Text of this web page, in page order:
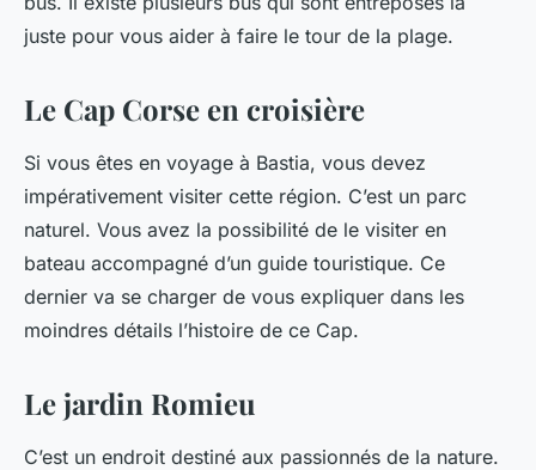
juste pour vous aider à faire le tour de la plage.
Le Cap Corse en croisière
Si vous êtes en voyage à Bastia, vous devez
impérativement visiter cette région. C’est un parc
naturel. Vous avez la possibilité de le visiter en
bateau accompagné d’un guide touristique. Ce
dernier va se charger de vous expliquer dans les
moindres détails l’histoire de ce Cap.
Le jardin Romieu
C’est un endroit destiné aux passionnés de la nature.